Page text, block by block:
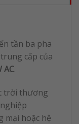
tần ba pha
cấp của
AC.
trời thương
mại hoặc hệ